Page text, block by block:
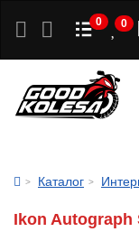
0 0
Каталог
Ikon Autograph